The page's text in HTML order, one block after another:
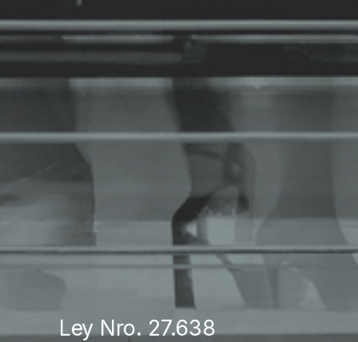
Ley Nro. 27.638